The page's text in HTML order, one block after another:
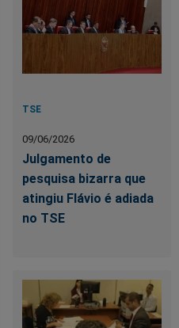
TSE
09/06/2026
Julgamento de
pesquisa bizarra que
atingiu Flávio é adiada
no TSE